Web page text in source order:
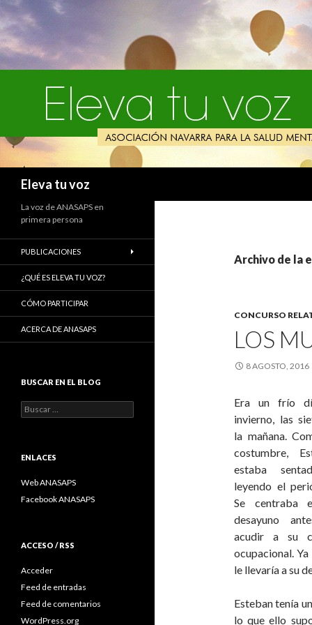
Eleva tu voz
Archivo de la
CONCURSO
LOS
8 AGOSTO, 2016
Era un frío
invierno, las
la mañana.
costumbre,
estaba
leyendo el
Se centraba
desayuno
acudir a su
ocupacional.
le llevaría a su
Esteban tenía
lo que ello
La voz de ANASAPS en
primera persona
PUBLICACIONES
¿QUÉ ES ELEVA TU VOZ?
CÓMO PARTICIPAR
ACERCA DE ANASAPS
BUSCAR EN EL BLOG
Buscar:
ENLACES
Web ANASAPS
Facebook ANASAPS
ACCESO / RSS
Acceder
Feed de entradas
Feed de comentarios
WordPress.org